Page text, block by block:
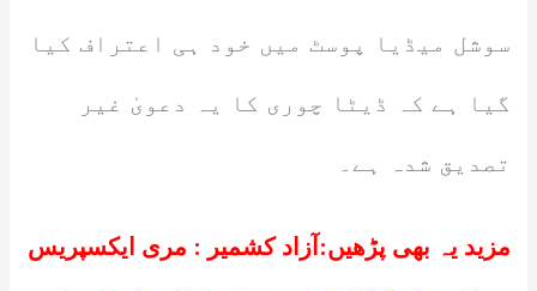
سوشل میڈیا پوسٹ میں خود ہی اعتراف کیا
گیا ہے کہ ڈیٹا چوری کا یہ دعویٰ غیر
تصدیق شدہ ہے۔
مزید یہ بھی پڑھیں: آزاد کشمیر : مری ایکسپریس